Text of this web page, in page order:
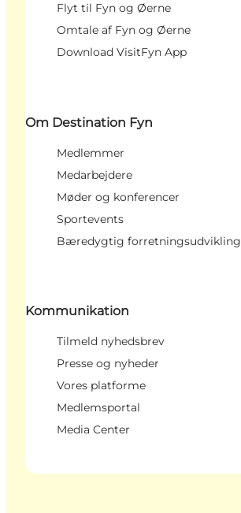
Flyt til Fyn og Øerne
Omtale af Fyn og Øerne
Download VisitFyn App
Om Destination Fyn
Medlemmer
Medarbejdere
Møder og konferencer
Sportevents
Bæredygtig forretningsudvikling
Kommunikation
Tilmeld nyhedsbrev
Presse og nyheder
Vores platforme
Medlemsportal
Media Center